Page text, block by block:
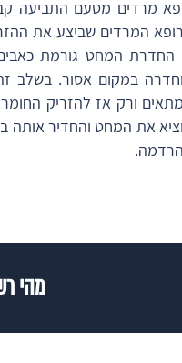
מרדים מטעם התביעה
המרדים שביצע את
החדרת המחט גורמת
במקום אסור. בשלב
ורק אז להזריק
את המחט והחדיר אותה
מהי